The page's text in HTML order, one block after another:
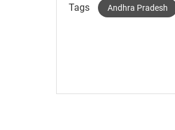
Tags Andhra Pradesh